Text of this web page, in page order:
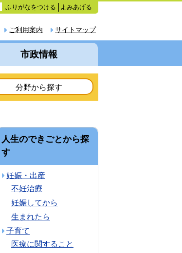
ふりがなをつける よみあげる
サイトマップ
ご利用案内
市政情報
分野から探す
人生のできごとから探
す
妊娠・出産
不妊治療
妊娠してから
生まれたら
子育て
医療に関すること